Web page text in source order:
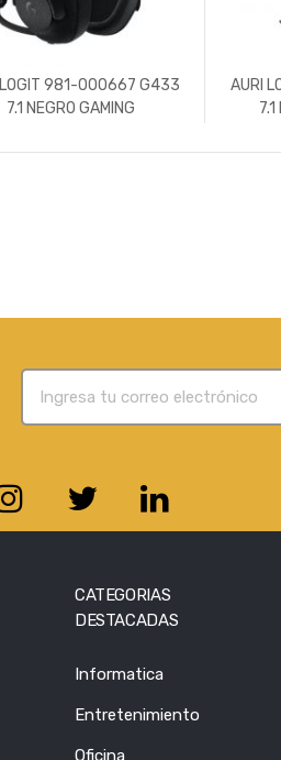
LOGIT 981-000667 G433
7.1 NEGRO GAMING
AURI
CATEGORIAS
DESTACADAS
Informatica
Entretenimiento
Oficina